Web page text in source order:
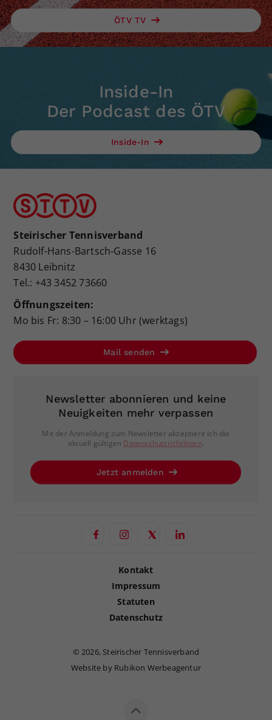
ÖTV TV
Inside-In
Der Podcast des ÖTV
Inside-In
Steirischer Tennisverband
Rudolf-Hans-Bartsch-Gasse 16
8430 Leibnitz
Tel.: +43 3452 73660
Öffnungszeiten:
Mo bis Fr: 8:30 – 16:00 Uhr (werktags)
Mail senden
Newsletter abonnieren und keine
Neuigkeiten mehr verpassen
Mit der Anmeldung zum Newsletter akzeptiere ich die
aktuell gültigen Datenschutzrichtlinien.
Jetzt anmelden
Kontakt
Impressum
Statuten
Datenschutz
©2026, Steirischer Tennisverband
Website by Rubikon Werbeagentur